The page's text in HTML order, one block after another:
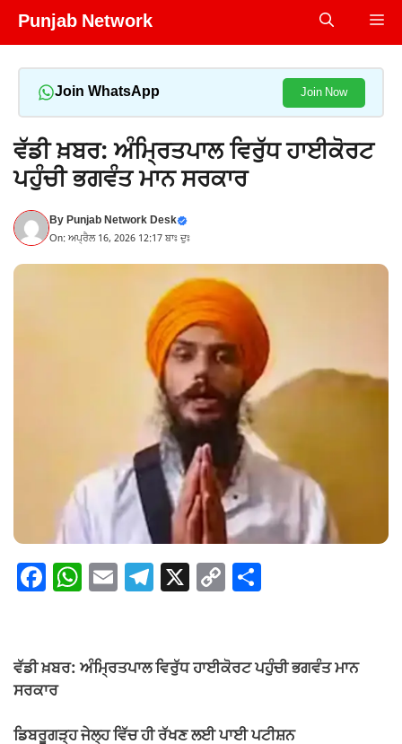
Skip
Punjab Network
Join WhatsApp Join Now
ਵੱਡੀ ਖ਼ਬਰ: ਅੰਮ੍ਰਿਤਪਾਲ ਵਿਰੁੱਧ ਹਾਈਕੋਰਟ
ਪਹੁੰਚੀ ਭਗਵੰਤ ਮਾਨ ਸਰਕਾਰ
ByPunjab Network Desk
On: ਅਪ੍ਰੈਲ 16, 2026 12:17 ਬਾਃ ਦੁਃ
F
e
b
o
W
s
p
E T
gr
m
X C
y
n
e
ਵੱਡੀ ਖ਼ਬਰ: ਅੰਮ੍ਰਿਤਪਾਲ ਵਿਰੁੱਧ ਹਾਈਕੋਰਟ ਪਹੁੰਚੀ ਭਗਵੰਤ ਮਾਨ
ਸਰਕਾਰ
ਡਿਬਰੂਗੜ੍ਹ ਜੇਲ੍ਹ ਵਿੱਚ ਹੀ ਰੱਖਣ ਲਈ ਪਾਈ ਪਟੀਸ਼ਨ